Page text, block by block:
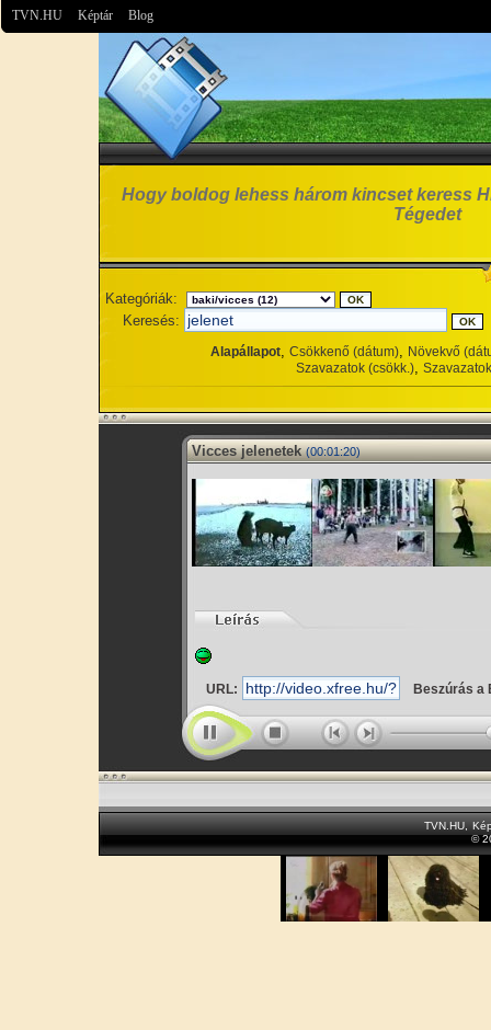
TVN.HU Képtár Blog
Hogy boldog lehess három kincset keress
Tégedet
Kategóriák:
Keresés:
Alapállapot, Csökkenő (dátum), Növekvő
Szavazatok (csökk.),
Vicces jelenetek (00:01:20)
URL: Beszúrás a
TVN.HU
©